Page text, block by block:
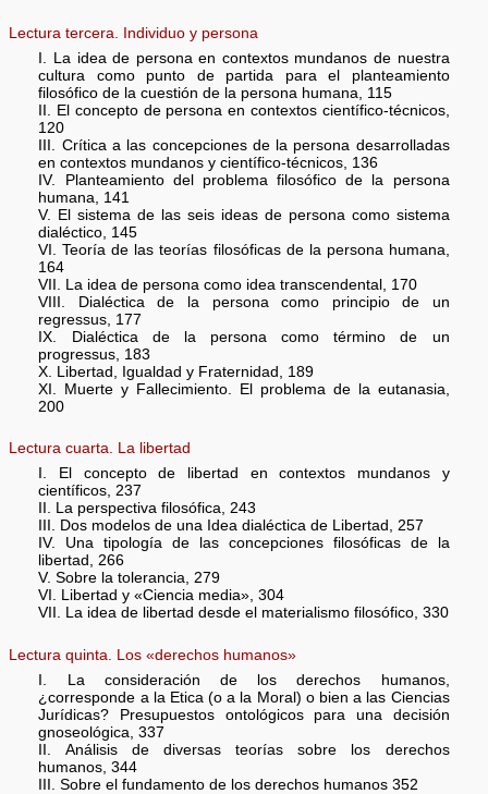
Lectura tercera. Individuo y persona
I. La idea de persona en contextos mundanos de nuestra
cultura como punto de partida para el planteamiento
filosófico de la cuestión de la persona humana, 115
II. El concepto de persona en contextos científico-técnicos,
120
III. Crítica a las concepciones de la persona desarrolladas
en contextos mundanos y científico-técnicos, 136
IV. Planteamiento del problema filosófico de la persona
humana, 141
V. El sistema de las seis ideas de persona como sistema
dialéctico, 145
VI. Teoría de las teorías filosóficas de la persona humana,
164
VII. La idea de persona como idea transcendental, 170
VIII. Dialéctica de la persona como principio de un
regressus, 177
IX. Dialéctica de la persona como término de un
progressus, 183
X. Libertad, Igualdad y Fraternidad, 189
XI. Muerte y Fallecimiento. El problema de la eutanasia,
200
Lectura cuarta. La libertad
I. El concepto de libertad en contextos mundanos y
científicos, 237
II. La perspectiva filosófica, 243
III. Dos modelos de una Idea dialéctica de Libertad, 257
IV. Una tipología de las concepciones filosóficas de la
libertad, 266
V. Sobre la tolerancia, 279
VI. Libertad y «Ciencia media», 304
VII. La idea de libertad desde el materialismo filosófico, 330
Lectura quinta. Los «derechos humanos»
I. La consideración de los derechos humanos,
¿corresponde a la Etica (o a la Moral) o bien a las Ciencias
Jurídicas? Presupuestos ontológicos para una decisión
gnoseológica, 337
II. Análisis de diversas teorías sobre los derechos
humanos, 344
III. Sobre el fundamento de los derechos humanos 352